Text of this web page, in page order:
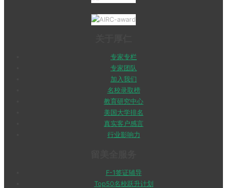
专家专栏
专家团队
加入我们
名校录取榜
教育研究中心
美国大学排名
真实客户感言
行业影响力
F-1签证辅导
Top50名校跃升计划